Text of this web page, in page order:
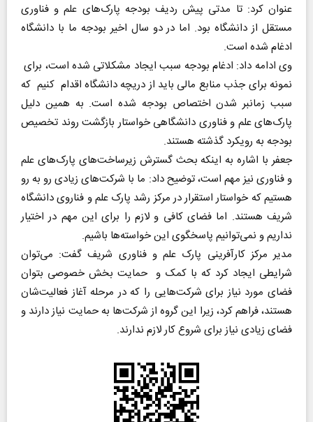
عنوان کرد: تا مدتی پیش ردیف بودجه پارک‌های علم و فناوری
مستقل از دانشگاه بود. اما در دو سال اخیر بودجه ما با ‌دانشگاه
ادغام شده است.
وی ادامه داد: ‌ادغام بودجه سبب ایجاد مشکلاتی شده است، برای
نمونه برای جذب منابع مالی باید از دریچه دانشگاه اقدام کنیم که
سبب زمانبر شدن اختصاص بودجه شده است. به همین دلیل
پارک‌های علم و فناوری دانشگاهی خواستار بازگشت روند تخصیص
بودجه به رویکرد گذشته هستند.
جعفر با اشاره به اینکه بحث گسترش زیرساخت‌های پارک‌های علم
و فناوری نیز مهم است، توضیح داد: ما ‌با شرکت‌های زیادی رو به رو
هستیم که خواستار استقرار در ‌مرکز رشد پارک علم و فناروی دانشگاه
شریف هستند. اما فضای کافی و لازم را برای این مهم در اختیار
نداریم و ‌نمی‌توانیم پاسخگوی این خواسته‌ها باشیم.
مدیر مرکز کارآفرینی پارک علم و فناوری شریف‌ گفت: می‌توان
شرایطی ایجاد کرد که با کمک و حمایت بخش خصوصی بتوان
فضای مورد نیاز برای شرکت‌هایی را که در مرحله آغاز فعالیت‌شان
هستند، فراهم کرد، زیرا این گروه از شرکت‌ها به حمایت نیاز دارند و
فضای زیادی نیاز برای شروع کار لازم ندارند.